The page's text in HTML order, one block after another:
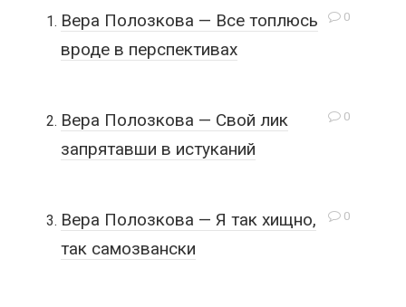
0
Вера Полозкова — Все топлюсь
вроде в перспективах
0
Вера Полозкова — Свой лик
запрятавши в истуканий
0
Вера Полозкова — Я так хищно,
так самозвански